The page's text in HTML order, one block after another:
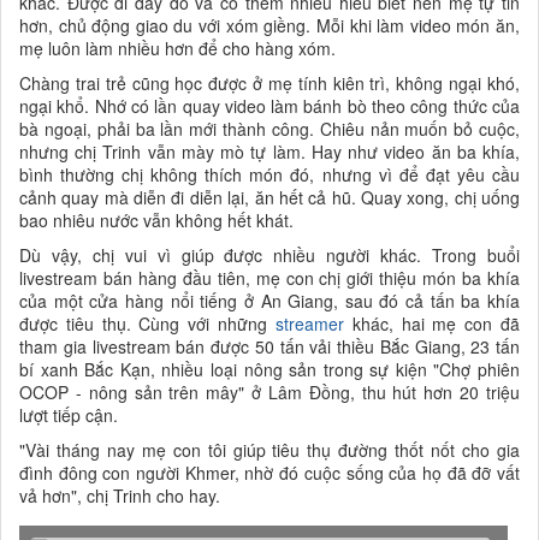
hơn, chủ động giao du với xóm giềng. Mỗi khi làm video món ăn,
mẹ luôn làm nhiều hơn để cho hàng xóm.
Chàng trai trẻ cũng học được ở mẹ tính kiên trì, không ngại khó,
ngại khổ. Nhớ có lần quay video làm bánh bò theo công thức của
bà ngoại, phải ba lần mới thành công. Chiêu nản muốn bỏ cuộc,
nhưng chị Trinh vẫn mày mò tự làm. Hay như video ăn ba khía,
bình thường chị không thích món đó, nhưng vì để đạt yêu cầu
cảnh quay mà diễn đi diễn lại, ăn hết cả hũ. Quay xong, chị uống
bao nhiêu nước vẫn không hết khát.
Dù vậy, chị vui vì giúp được nhiều người khác. Trong buổi
livestream bán hàng đầu tiên, mẹ con chị giới thiệu món ba khía
của một cửa hàng nổi tiếng ở An Giang, sau đó cả tấn ba khía
được tiêu thụ. Cùng với những streamer khác, hai mẹ con đã
tham gia livestream bán được 50 tấn vải thiều Bắc Giang, 23 tấn
bí xanh Bắc Kạn, nhiều loại nông sản trong sự kiện "Chợ phiên
OCOP - nông sản trên mây" ở Lâm Đồng, thu hút hơn 20 triệu
lượt tiếp cận.
"Vài tháng nay mẹ con tôi giúp tiêu thụ đường thốt nốt cho gia
đình đông con người Khmer, nhờ đó cuộc sống của họ đã đỡ vất
vả hơn", chị Trinh cho hay.